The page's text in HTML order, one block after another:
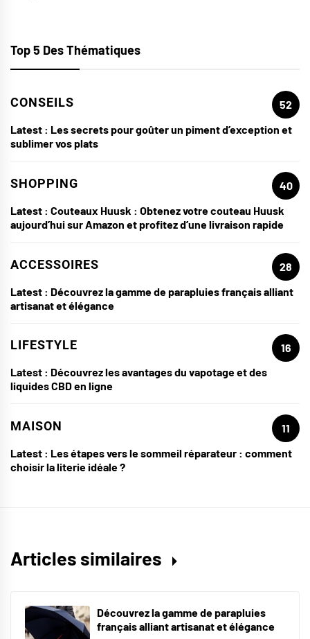
Top 5 Des Thématiques
CONSEILS
52
Latest : Les secrets pour goûter un piment d’exception et
sublimer vos plats
SHOPPING
40
Latest : Couteaux Huusk : Obtenez votre couteau Huusk
aujourd’hui sur Amazon et profitez d’une livraison rapide
ACCESSOIRES
28
Latest : Découvrez la gamme de parapluies français alliant
artisanat et élégance
LIFESTYLE
16
Latest : Découvrez les avantages du vapotage et des
liquides CBD en ligne
MAISON
11
Latest : Les étapes vers le sommeil réparateur : comment
choisir la literie idéale ?
Articles similaires
Découvrez la gamme de parapluies
français alliant artisanat et élégance